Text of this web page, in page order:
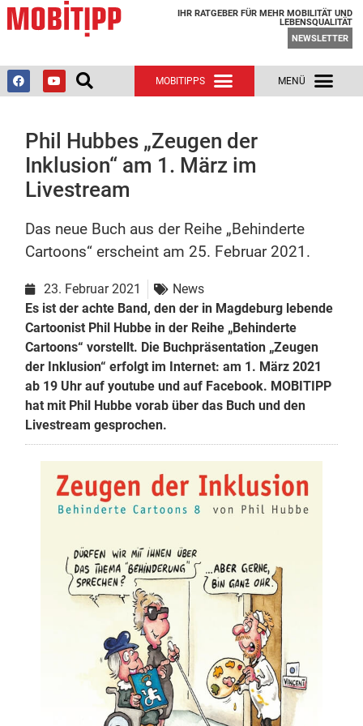
IHR RATGEBER FÜR MEHR MOBILITÄT UND
LEBENSQUALITÄT
NEWSLETTER
Phil Hubbes „Zeugen der
Inklusion“ am 1. März im
Livestream
Das neue Buch aus der Reihe „Behinderte
Cartoons“ erscheint am 25. Februar 2021.
23. Februar 2021
News
Es ist der achte Band, den der in Magdeburg lebende
Cartoonist Phil Hubbe in der Reihe „Behinderte
Cartoons“ vorstellt. Die Buchpräsentation „Zeugen
der Inklusion“ erfolgt im Internet: am 1. März 2021
ab 19 Uhr auf youtube und auf Facebook. MOBITIPP
hat mit Phil Hubbe vorab über das Buch und den
Livestream gesprochen.